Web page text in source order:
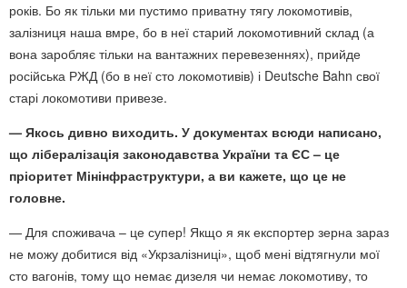
років. Бо як тільки ми пустимо приватну тягу локомотивів,
залізниця наша вмре, бо в неї старий локомотивний склад (а
вона заробляє тільки на вантажних перевезеннях), прийде
російська РЖД (бо в неї сто локомотивів) і Deutsche Bahn свої
старі локомотиви привезе.
— Якось дивно виходить. У документах всюди написано,
що лібералізація законодавства України та ЄС – це
пріоритет Мінінфраструктури, а ви кажете, що це не
головне.
— Для споживача – це супер! Якщо я як експортер зерна зараз
не можу добитися від «Укрзалізниці», щоб мені відтягнули мої
сто вагонів, тому що немає дизеля чи немає локомотиву, то